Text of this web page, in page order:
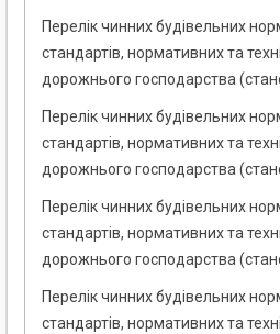
Перелік чинних будівельних
стандартів, нормативних та
дорожнього господарства
Перелік чинних будівельних
стандартів, нормативних та
дорожнього господарства
Перелік чинних будівельних
стандартів, нормативних та
дорожнього господарства
Перелік чинних будівельних
стандартів, нормативних та